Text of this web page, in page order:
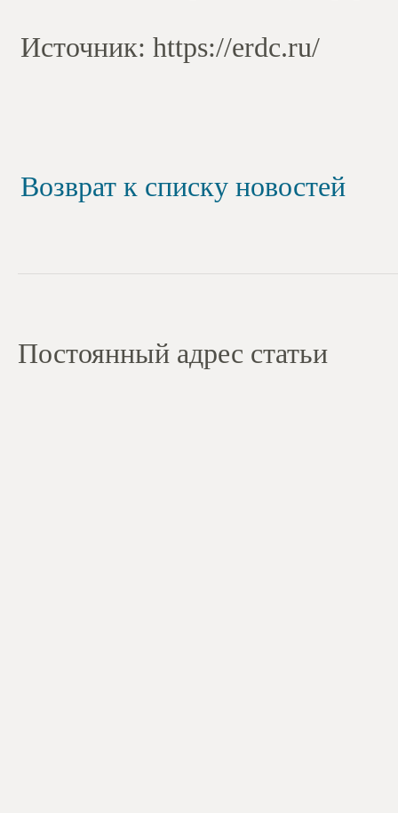
Источник: https://erdc.ru/
Возврат к списку новостей
Постоянный адрес статьи